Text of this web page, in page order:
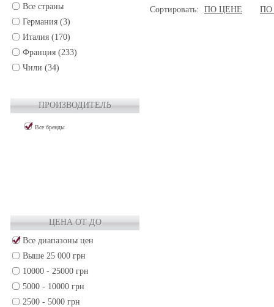
Все страны
Германия (3)
Италия (170)
Франция (233)
Чили (34)
ПРОИЗВОДИТЕЛЬ
Все бренды
ЦЕНА ОТ ДО
Все диапазоны цен
Выше 25 000 грн
10000 - 25000 грн
5000 - 10000 грн
2500 - 5000 грн
Сортировать: ПО ЦЕНЕ ПО